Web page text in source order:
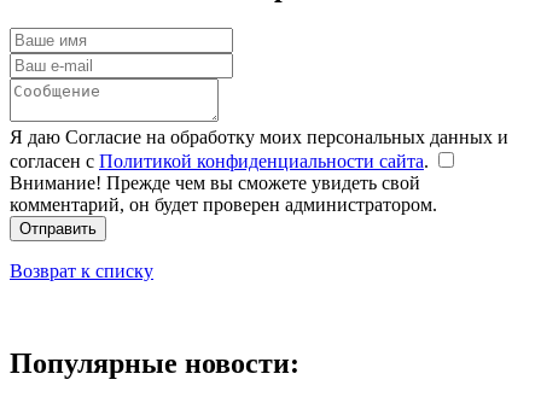
Я даю Согласие на обработку моих персональных данных и
согласен с Политикой конфиденциальности сайта.
Внимание! Прежде чем вы сможете увидеть свой
комментарий, он будет проверен администратором.
Отправить
Возврат к списку
Популярные новости: